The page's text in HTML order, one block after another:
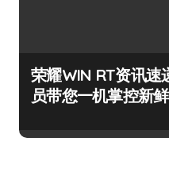
荣耀WIN RT资讯速
员带您一机掌控新鲜